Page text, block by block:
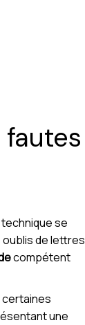
fautes
se
de lettres
compétent
certaines
une